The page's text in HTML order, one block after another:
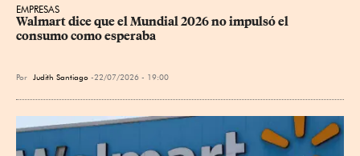
EMPRESAS
Walmart dice que el Mundial 2026 no impulsó el
consumo como esperaba
Por Judith Santiago 22/07/2026 - 19:00